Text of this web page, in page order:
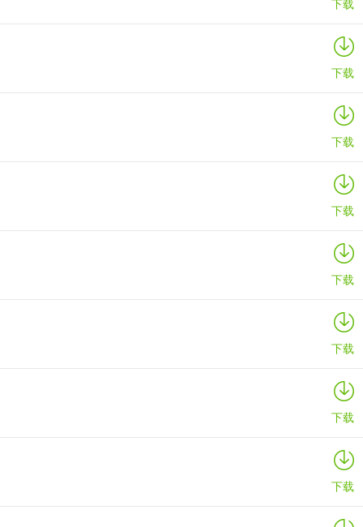
下载
下载
下载
下载
下载
下载
下载
下载